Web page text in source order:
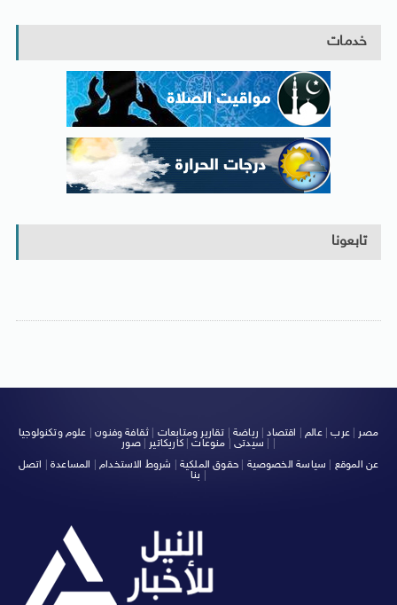
خدمات
تابعونا
مصر |عرب|عالم| اقتصاد| رياضة تقارير ومتابعات ثقافة وفنون| علوم وتكنولوجيا
سيدتى| منوعات|كاريكاتير |صور
عن الموقع
سياسة الخصوصية حقوق الملكية شروط الاستخدام المساعدة
اتصل
بنا